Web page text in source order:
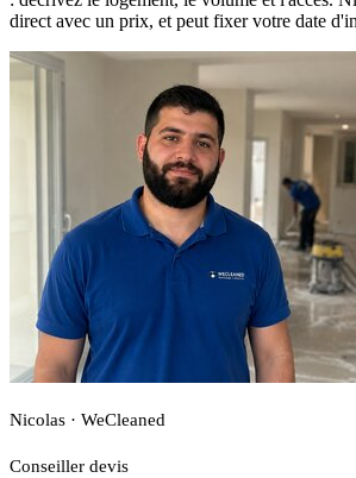
direct avec un prix, et peut fixer votre date
Nicolas · WeCleaned
Conseiller devis